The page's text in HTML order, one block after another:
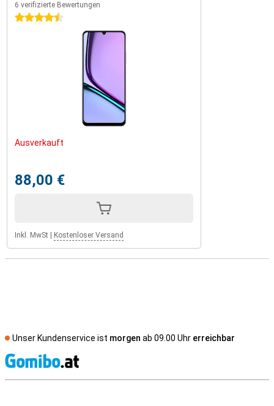
6 verifizierte Bewertungen
4.5 Sterne
Ausverkauft
88,00 €
Inkl. MwSt Kostenloser Versand
Unser Kundenservice ist morgen ab 09.00 Uhr erreichbar